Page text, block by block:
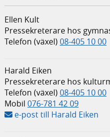
Ellen Kult
Pressekreterare hos
Telefon (växel) 08-405 10 00
Harald Eiken
Pressekreterare hos
Telefon (växel) 08-405 10 00
Mobil 076-781 42 09
e-post till Harald Eiken